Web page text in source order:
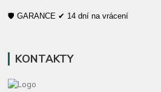
🛡️ GARANCE ✔ 14 dní na vrácení
KONTAKTY